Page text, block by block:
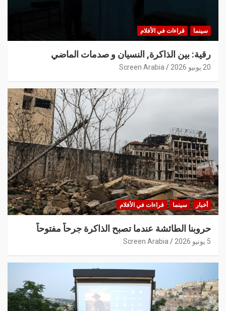
سينما قراءات في الأفلام
رقية: بين الذاكرة, النسيان و صدمات الماضي
20 يونيو 2026 Screen Arabia
أخبار سينما قراءات في الأفلام
حروبنا الطائشة عندما تصبح الذاكرة جرحاً مفتوحاً
5 يونيو 2026 Screen Arabia